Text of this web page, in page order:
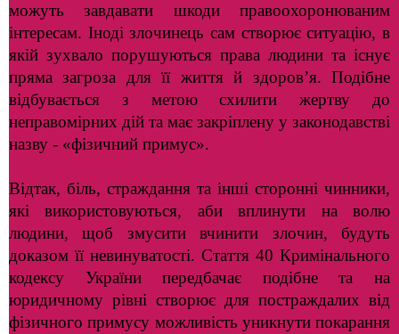
можуть завдавати шкоди правоохоронюваним
інтересам. Іноді злочинець сам створює ситуацію, в
якій зухвало порушуються права людини та існує
пряма загроза для її життя й здоров’я. Подібне
відбувається з метою схилити жертву до
неправомірних дій та має закріплену у законодавстві
назву - «фізичний примус».
Відтак, біль, страждання та інші сторонні чинники,
які використовуються, аби вплинути на волю
людини, щоб змусити вчинити злочин, будуть
доказом її невинуватості. Стаття 40 Кримінального
кодексу України передбачає подібне та на
юридичному рівні створює для постраждалих від
фізичного примусу можливість уникнути покарання